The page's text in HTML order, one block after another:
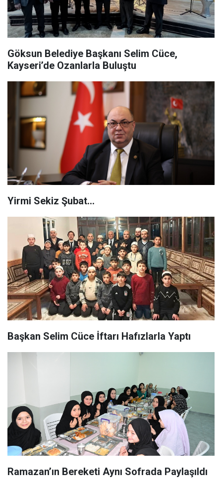
Göksun Belediye Başkanı Selim Cüce,
Kayseri’de Ozanlarla Buluştu
Yirmi Sekiz Şubat…
Başkan Selim Cüce İftarı Hafızlarla Yaptı
Ramazan’ın Bereketi Aynı Sofrada Paylaşıldı